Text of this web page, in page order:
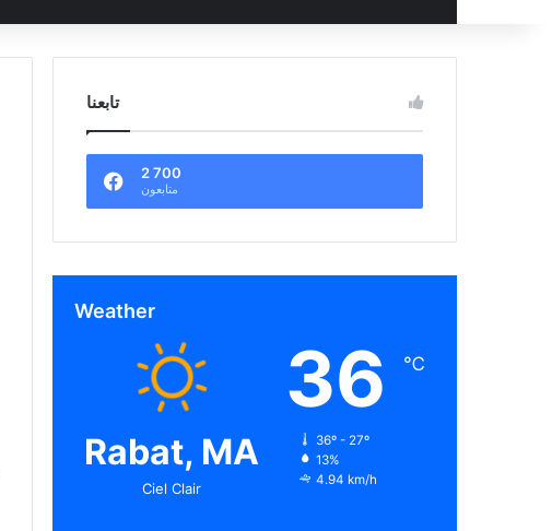
تابعنا
2 700
متابعون
Weather
Rabat, MA
Ciel Clair
36 ℃
36º - 27º
13%
4.94 km/h